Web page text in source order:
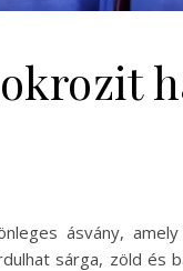
ásvány,
sárga, zöld és